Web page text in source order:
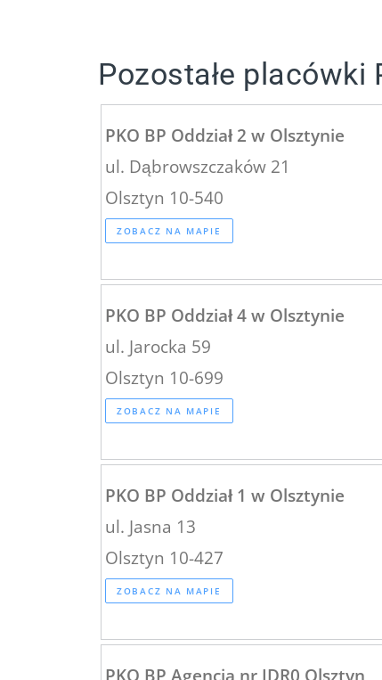
Pozostałe placówki
PKO BP Oddział 2 w Olsztynie
ul. Dąbrowszczaków 21
Olsztyn 10-540
ZOBACZ NA MAPIE
PKO BP Oddział 4 w Olsztynie
ul. Jarocka 59
Olsztyn 10-699
ZOBACZ NA MAPIE
PKO BP Oddział 1 w Olsztynie
ul. Jasna 13
Olsztyn 10-427
ZOBACZ NA MAPIE
PKO BP Agencja nr JDR0 Olsztyn